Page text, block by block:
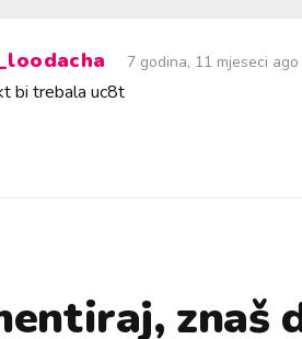
7 godina, 11 mjeseci ago
bi trebala uc8t
znaš